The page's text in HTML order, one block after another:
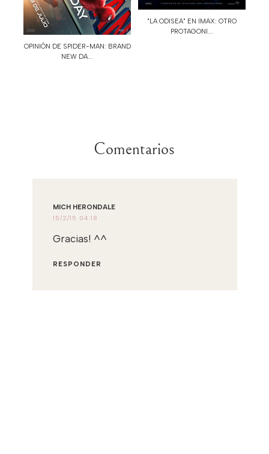
OPINIÓN DE SPIDER-MAN: BRAND
NEW DA...
"LA ODISEA" EN IMAX: OTRO
PROTAGONI...
Comentarios
MICH HERONDALE
15/2/15 04:18
Gracias! ^^
RESPONDER